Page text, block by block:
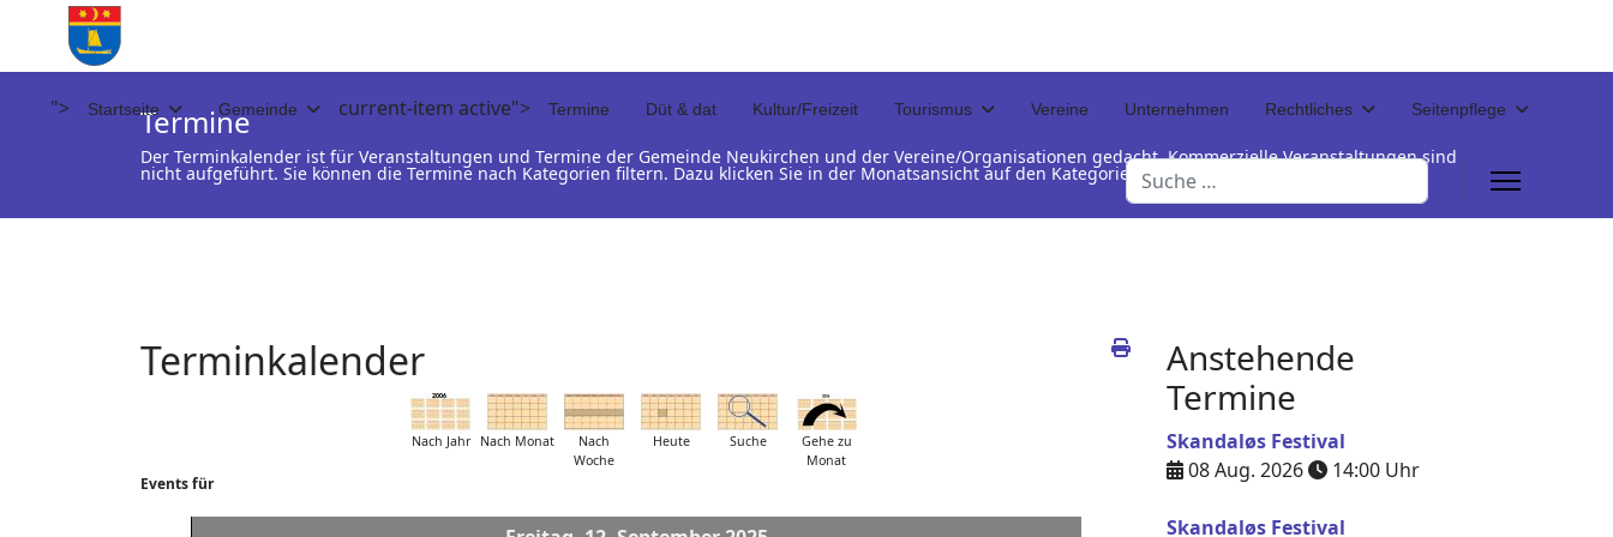
"> Startseite Gemeinde current-item active"> Termine Düt & dat Kultur/Freizeit Tourismus Vereine Unternehmen Rechtliches Seitenpflege
Suchen
Termine
Der Terminkalender ist für Veranstaltungen und Termine der Gemeinde Neukirchen und der Vereine/Organisationen gedacht. Kommerzielle Veranstaltungen sind
nicht aufgeführt. Sie können die Termine nach Kategorien filtern. Dazu klicken Sie in der Monatsansicht auf den Kategorienamen unterhalb der Termintabelle
Terminkalender
Nach Jahr Nach Monat
Nach
Woche
Heute Suche
Gehe zu
Monat
Events für
Anstehende
Termine
Skandaløs Festival
08 Aug. 2026
14:00 Uhr
Skandaløs Festival